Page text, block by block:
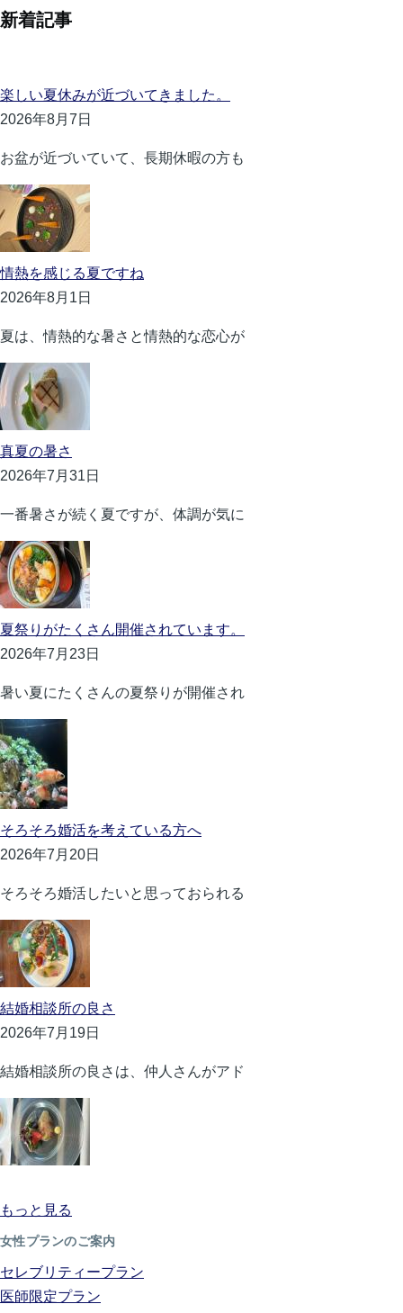
新着記事
楽しい夏休みが近づいてきました。
2026年8月7日
お盆が近づいていて、長期休暇の方も
情熱を感じる夏ですね
2026年8月1日
夏は、情熱的な暑さと情熱的な恋心が
真夏の暑さ
2026年7月31日
一番暑さが続く夏ですが、体調が気に
夏祭りがたくさん開催されています。
2026年7月23日
暑い夏にたくさんの夏祭りが開催され
そろそろ婚活を考えている方へ
2026年7月20日
そろそろ婚活したいと思っておられる
結婚相談所の良さ
2026年7月19日
結婚相談所の良さは、仲人さんがアド
もっと見る
女性プランのご案内
セレブリティープラン
医師限定プラン